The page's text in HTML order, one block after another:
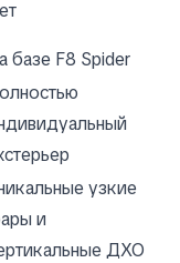
базе F8 Spider
узкие
и
ДХО